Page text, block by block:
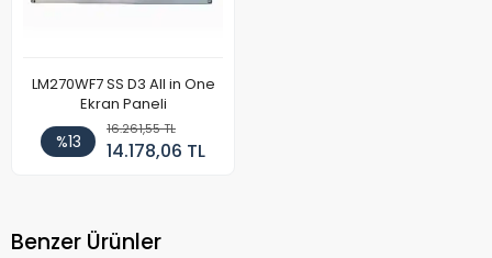
LM270WF7 SS D3 All in One
Ekran Paneli
%13
16.261,55 TL
14.178,06 TL
Benzer Ürünler